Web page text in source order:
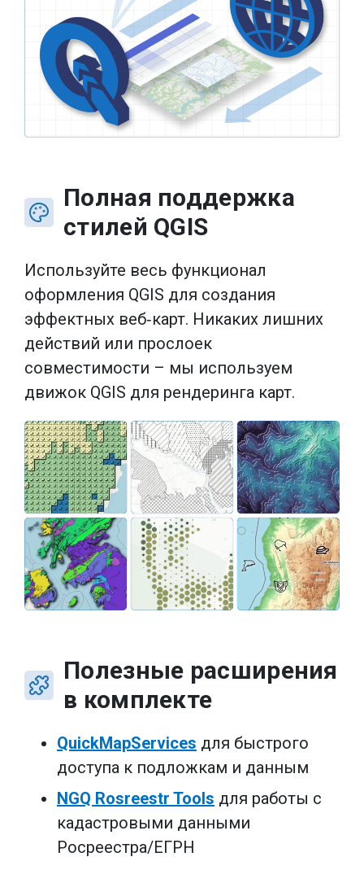
Полная поддержка
стилей QGIS
Используйте весь функционал
оформления QGIS для создания
эффектных веб‑карт. Никаких лишних
действий или прослоек
совместимости – мы используем
движок QGIS для рендеринга карт.
Полезные расширения
в комплекте
QuickMapServices для быстрого
доступа к подложкам и данным
NGQ Rosreestr Tools для работы с
кадастровыми данными
Росреестра/ЕГРН